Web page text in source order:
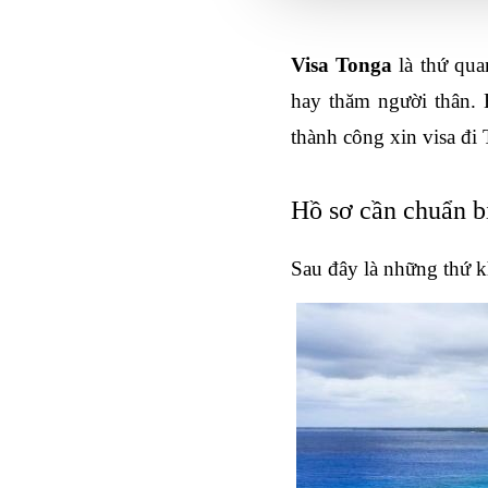
Visa Tonga là thứ
hay thăm người
thành công xin visa đi
Hồ sơ cần chuẩn
Sau đây là những thứ